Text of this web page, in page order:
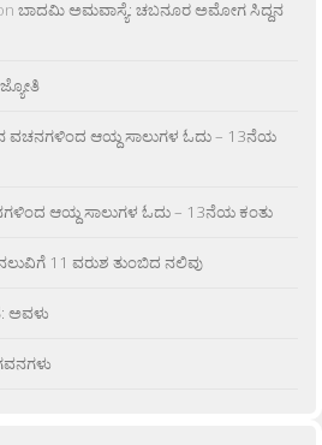
ಬಾದಮಿ ಅಮವಾಸ್ಯೆ: ಚಬನೂರ ಅಮೋಗ ಸಿದ್ದನ
ವಚನಗಳಿಂದ ಆಯ್ದ ಸಾಲುಗಳ ಓದು – 13ನೆಯ
ಆಯ್ದ ಸಾಲುಗಳ ಓದು – 13ನೆಯ ಕಂತು
11 ವರುಶ ತುಂಬಿದ ನಲಿವು
ಅವಳು